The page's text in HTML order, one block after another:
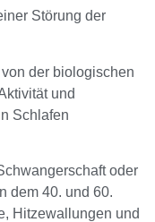
Störung der
der biologischen
und
Schlafen
oder
dem 40. und 60.
Hitzewallungen und